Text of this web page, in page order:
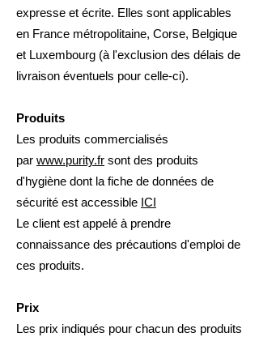
expresse et écrite. Elles sont applicables
en France métropolitaine, Corse, Belgique
et Luxembourg (à l'exclusion des délais de
livraison éventuels pour celle-ci).
Produits
Les produits commercialisés
par www.purity.fr sont des produits
d'hygiène dont la fiche de données de
sécurité est accessible ICI
Le client est appelé à prendre
connaissance des précautions d'emploi de
ces produits.
Prix
Les prix indiqués pour chacun des produits